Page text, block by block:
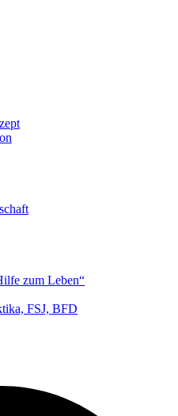
zum Leben“
FSJ, BFD